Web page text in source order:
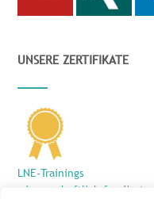
UNSERE ZERTIFIKATE
LNE-Trainings
wissenschaftlich fundiert